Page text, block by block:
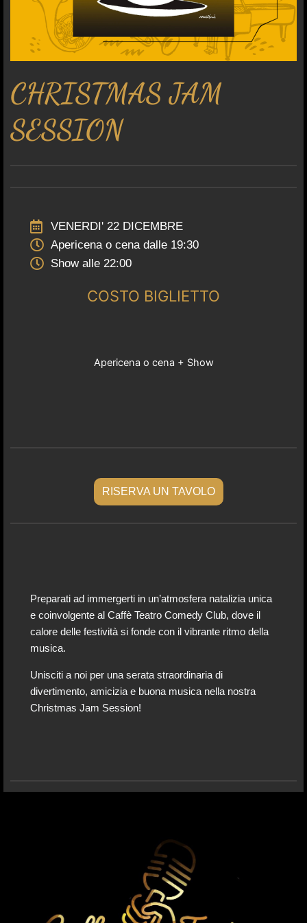
CHRISTMAS JAM
SESSION
VENERDI' 22 DICEMBRE
Apericena o cena dalle 19:30
Show alle 22:00
COSTO BIGLIETTO
Apericena o cena + Show
RISERVA UN TAVOLO
Preparati ad immergerti in un’atmosfera natalizia unica
e coinvolgente al Caffè Teatro Comedy Club, dove il
calore delle festività si fonde con il vibrante ritmo della
musica.
Unisciti a noi per una serata straordinaria di
divertimento, amicizia e buona musica nella nostra
Christmas Jam Session!